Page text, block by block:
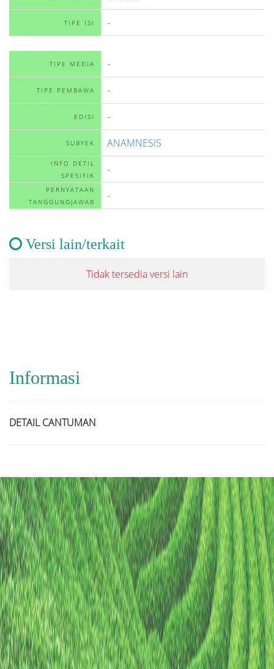
TIPE ISI -
TIPE MEDIA -
TIPE PEMBAWA -
EDISI -
SUBYEK ANAMNESIS
INFO DETIL
SPESIFIK
-
PERNYATAAN
TANGGUNGJAWAB
-
Versi lain/terkait
Tidak tersedia versi lain
Informasi
DETAIL CANTUMAN
Judul
Pengarang
Subyek
ISBN/ISSN
Tipe Koleksi